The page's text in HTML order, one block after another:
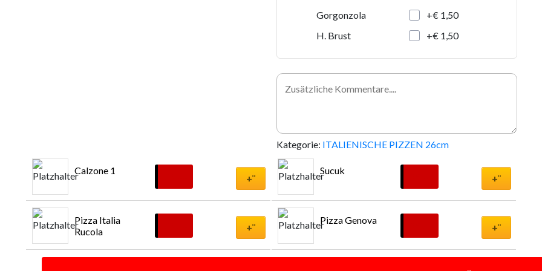
Gorgonzola
+€ 1,50
H. Brust
+€ 1,50
Kategorie: ITALIENISCHE PIZZEN 26cm
Calzone 1
+¨
Sucuk
+¨
Pizza Italia
Rucola
+¨
Pizza Genova
+¨